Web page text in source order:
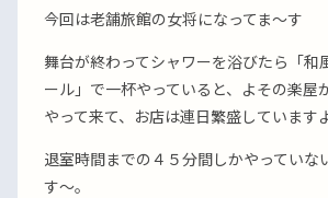
今回は老舗旅館の女将になってま〜す
舞台が終わってシャワーを浴びたら「和
ール」で一杯やっていると、よその楽屋
やって来て、お店は連日繁盛していますよ
退室時間までの４５分間しかやっていな
す〜。